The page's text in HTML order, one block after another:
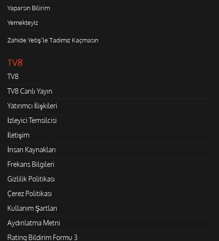
Yaparsın Bilirim
Yemekteyiz
Zahide Yetiş'le Tadımız Kaçmasın
TV8
TV8
TV8 Canlı Yayın
Yatırımcı İlişkileri
İzleyici Temsilcisi
İletişim
İnsan Kaynakları
Frekans Bilgileri
Gizlilik Politikası
Çerez Politikası
Kullanım Şartları
Aydınlatma Metni
Rating Bildirim Formu 3